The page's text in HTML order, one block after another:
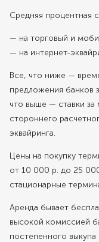
Средняя процентная
— на торговый и
— на интернет-
Все, что ниже —
предложения банков
что выше — ставки за
стороннего
эквайринга.
Цены на покупку
от 10 000 р. до 25
стационарные
Аренда бывает
высокой комиссией
постепенного